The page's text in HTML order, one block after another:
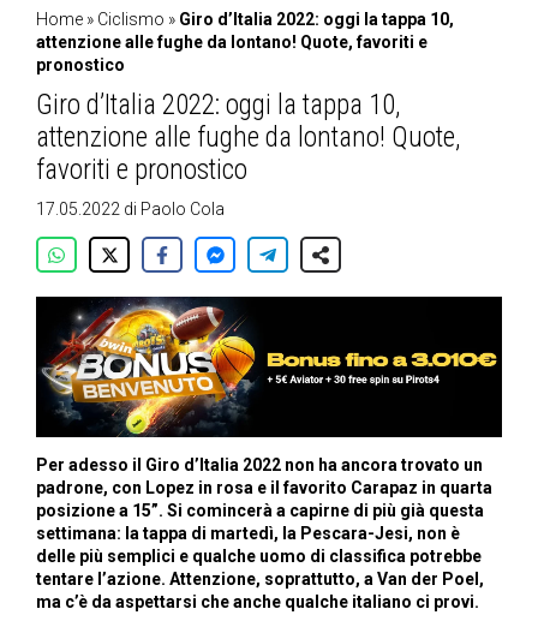
Home » Ciclismo » Giro d’Italia 2022: oggi la tappa 10,
attenzione alle fughe da lontano! Quote, favoriti e
pronostico
Giro d’Italia 2022: oggi la tappa 10,
attenzione alle fughe da lontano! Quote,
favoriti e pronostico
17.05.2022 di Paolo Cola
Per adesso il Giro d’Italia 2022 non ha ancora trovato un
padrone, con Lopez in rosa e il favorito Carapaz in quarta
posizione a 15”. Si comincerà a capirne di più già questa
settimana: la tappa di martedì, la Pescara-Jesi, non è
delle più semplici e qualche uomo di classifica potrebbe
tentare l’azione. Attenzione, soprattutto, a Van der Poel,
ma c’è da aspettarsi che anche qualche italiano ci provi.